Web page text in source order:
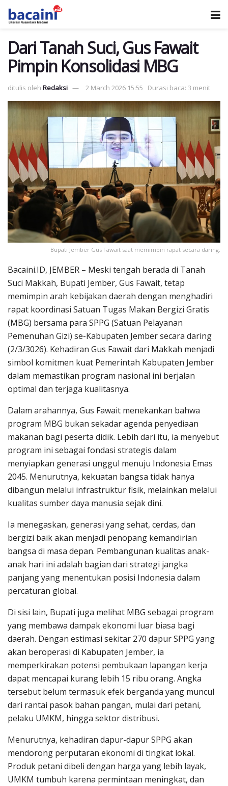
Dari Tanah Suci, Gus Fawait
Pimpin Konsolidasi MBG
ditulis oleh Redaksi 2 March 2026 15:55 Durasi baca: 3 menit
Bupati Jember Gus Fawait saat memimpin rapat secara daring.
Bacaini.ID, JEMBER – Meski tengah berada di Tanah
Suci Makkah, Bupati Jember, Gus Fawait, tetap
memimpin arah kebijakan daerah dengan menghadiri
rapat koordinasi Satuan Tugas Makan Bergizi Gratis
(MBG) bersama para SPPG (Satuan Pelayanan
Pemenuhan Gizi) se-Kabupaten Jember secara daring
(2/3/3026). Kehadiran Gus Fawait dari Makkah menjadi
simbol komitmen kuat Pemerintah Kabupaten Jember
dalam memastikan program nasional ini berjalan
optimal dan terjaga kualitasnya.
Dalam arahannya, Gus Fawait menekankan bahwa
program MBG bukan sekadar agenda penyediaan
makanan bagi peserta didik. Lebih dari itu, ia menyebut
program ini sebagai fondasi strategis dalam
menyiapkan generasi unggul menuju Indonesia Emas
2045. Menurutnya, kekuatan bangsa tidak hanya
dibangun melalui infrastruktur fisik, melainkan melalui
kualitas sumber daya manusia sejak dini.
Ia menegaskan, generasi yang sehat, cerdas, dan
bergizi baik akan menjadi penopang kemandirian
bangsa di masa depan. Pembangunan kualitas anak-
anak hari ini adalah bagian dari strategi jangka
panjang yang menentukan posisi Indonesia dalam
percaturan global.
Di sisi lain, Bupati juga melihat MBG sebagai program
yang membawa dampak ekonomi luar biasa bagi
daerah. Dengan estimasi sekitar 270 dapur SPPG yang
akan beroperasi di Kabupaten Jember, ia
memperkirakan potensi pembukaan lapangan kerja
dapat mencapai kurang lebih 15 ribu orang. Angka
tersebut belum termasuk efek berganda yang muncul
dari rantai pasok bahan pangan, mulai dari petani,
pelaku UMKM, hingga sektor distribusi.
Menurutnya, kehadiran dapur-dapur SPPG akan
mendorong perputaran ekonomi di tingkat lokal.
Produk petani dibeli dengan harga yang lebih layak,
UMKM tumbuh karena permintaan meningkat, dan